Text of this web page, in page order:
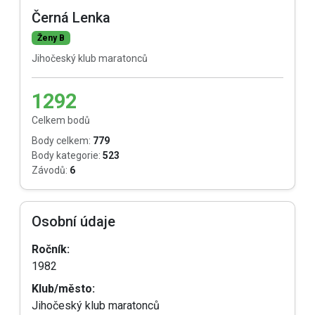
Černá Lenka
Ženy B
Jihočeský klub maratonců
1292
Celkem bodů
Body celkem: 779
Body kategorie: 523
Závodů: 6
Osobní údaje
Ročník:
1982
Klub/město:
Jihočeský klub maratonců